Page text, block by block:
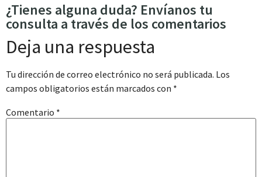
¿Tienes alguna duda? Envíanos tu
consulta a través de los comentarios
Deja una respuesta
Tu dirección de correo electrónico no será publicada. Los
campos obligatorios están marcados con *
Comentario *